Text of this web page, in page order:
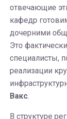
отвечающие
кафедр
дочерними
Это
специалисты,
реализации
Вакс.
В структуре